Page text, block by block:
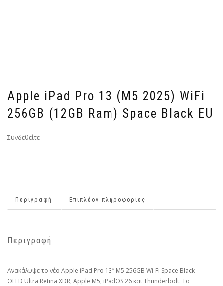
Apple iPad Pro 13 (M5 2025) WiFi
256GB (12GB Ram) Space Black EU
Συνδεθείτε
Περιγραφή Επιπλέον πληροφορίες
Περιγραφή
Ανακάλυψε το νέο Apple iPad Pro 13″ M5 256GB Wi-Fi Space Black –
OLED Ultra Retina XDR, Apple M5, iPadOS 26 και Thunderbolt. Το